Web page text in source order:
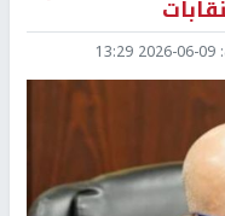
2026-06-09 13:29